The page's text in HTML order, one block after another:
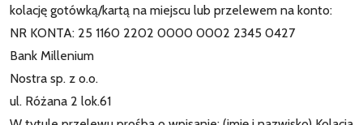
kolację gotówką/kartą na miejscu lub przelewem na konto:
NR KONTA: 25 1160 2202 0000 0002 2345 0427
Bank Millenium
Nostra sp. z o.o.
ul. Różana 2 lok.61